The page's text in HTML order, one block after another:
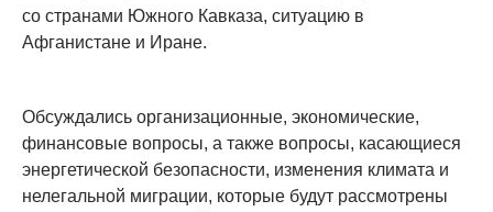
со странами Южного Кавказа, ситуацию в
Афганистане и Иране.
Обсуждались организационные, экономические,
финансовые вопросы, а также вопросы, касающиеся
энергетической безопасности, изменения климата и
нелегальной миграции, которые будут рассмотрены